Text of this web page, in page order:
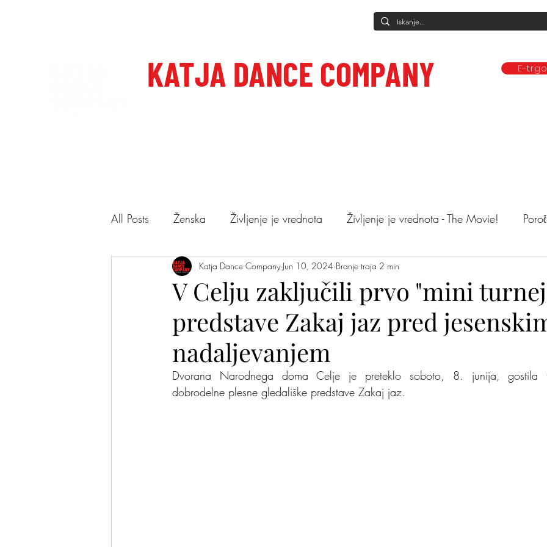
KATJA DANCE COMPANY E-
All Posts Ženska Življenje je vrednota Življenje je vrednota - The Movie!
Ponudba Predstave Nastopi Animacija otrok
Plesalke in plesalci Pomislite na nas Zakaj jaz Mišja šola Kje je
V Celju zaključili prvo "mini
predstave Zakaj jaz pred
nadaljevanjem
Katja Dance Company Jun 10, 2024 Branje traja 2 min
Dvorana Narodnega doma Celje je preteklo soboto, 8. junija, gostila
dobrodelne plesne gledališke predstave Zakaj jaz.